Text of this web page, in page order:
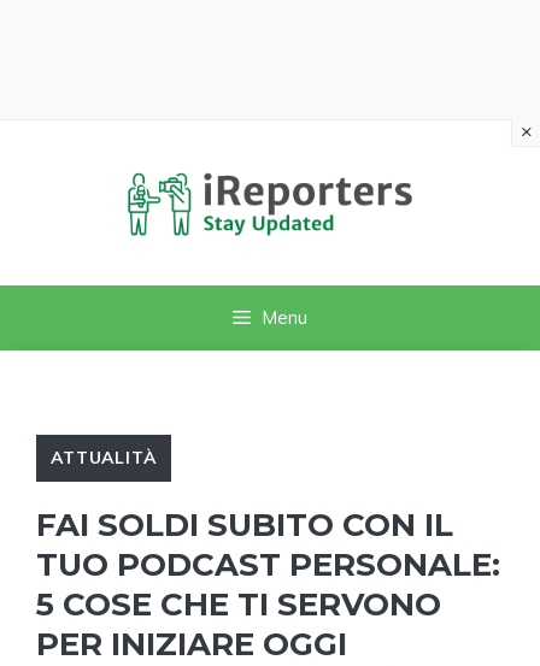
Menu
ATTUALITÀ
FAI SOLDI SUBITO CON IL
TUO PODCAST PERSONALE:
5 COSE CHE TI SERVONO
PER INIZIARE OGGI
×